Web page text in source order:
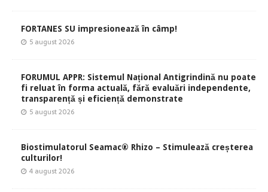
FORTANES SU impresionează în câmp!
5 august 2026
FORUMUL APPR: Sistemul Național Antigrindină nu poate
fi reluat în forma actuală, fără evaluări independente,
transparență și eficiență demonstrate
5 august 2026
Biostimulatorul Seamac® Rhizo – Stimulează creșterea
culturilor!
4 august 2026